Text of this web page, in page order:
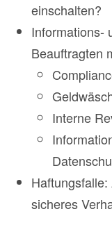
einschalten?
Informations-
Beauftragten
Interne
sicheres